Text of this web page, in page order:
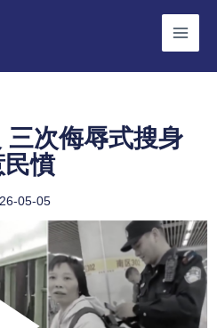
三次侮辱式搜身
民憤
05-05